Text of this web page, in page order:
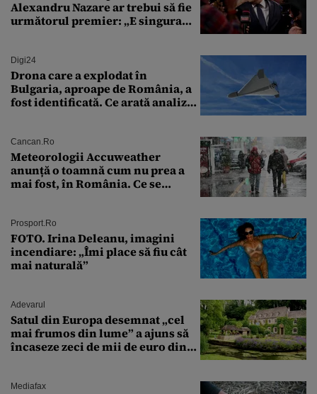
Alexandru Nazare ar trebui să fie
următorul premier: „E singura
Digi24
Drona care a explodat în
Bulgaria, aproape de România, a
fost identificată. Ce arată analiza
Cancan.ro
Meteorologii Accuweather
anunță o toamnă cum nu prea a
mai fost, în România. Ce se
București. Pe ce dată ninge
Prosport.ro
FOTO. Irina Deleanu, imagini
incendiare: „Îmi place să fiu cât
mai naturală”
Adevarul
Satul din Europa desemnat „cel
mai frumos din lume” a ajuns să
încaseze zeci de mii de euro din
Mediafax